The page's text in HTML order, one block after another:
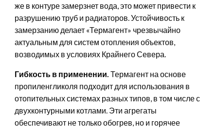
же в контуре замерзнет вода, это может привести к
разрушению труб и радиаторов. Устойчивость к
замерзанию делает «Термагент» чрезвычайно
актуальным для систем отопления объектов,
возводимых в условиях Крайнего Севера.
Гибкость в применении. Термагент на основе
пропиленгликоля подходит для использования в
отопительных системах разных типов, в том числе с
двухконтурными котлами. Эти агрегаты
обеспечивают не только обогрев, но и горячее